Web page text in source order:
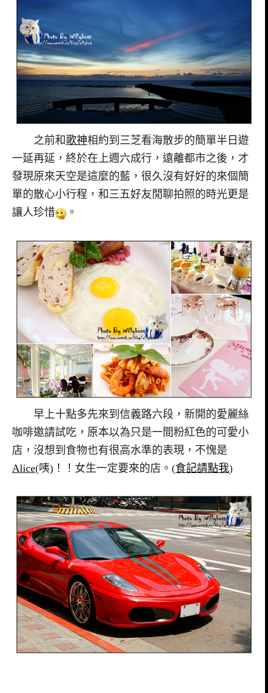
之前和歌神相約到三芝看海散步的簡單半日遊
一延再延，終於在上週六成行，遠離都市之後，才
發現原來天空是這麼的藍，很久沒有好好的來個簡
單的散心小行程，和三五好友閒聊拍照的時光更是
讓人珍惜
。
早上十點多先來到信義路六段，新開的愛麗絲
咖啡邀請試吃，原本以為只是一間粉紅色的可愛小
店，沒想到食物也有很高水準的表現，不愧是
Alice(咦)！！女生一定要來的店。(食記請點我)